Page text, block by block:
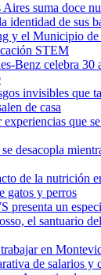
Aires suma doce
identidad de sus
y el Municipio
STEM
Benz celebra 30
invisibles que
de casa
experiencias que
desacopla
de la nutrición
gatos y perros
presenta un
el santuario
en
de salarios y